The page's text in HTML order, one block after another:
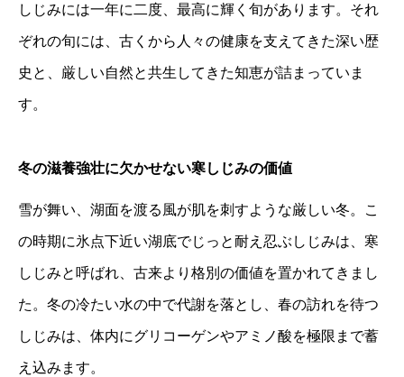
しじみには一年に二度、最高に輝く旬があります。それ
ぞれの旬には、古くから人々の健康を支えてきた深い歴
史と、厳しい自然と共生してきた知恵が詰まっていま
す。
冬の滋養強壮に欠かせない寒しじみの価値
雪が舞い、湖面を渡る風が肌を刺すような厳しい冬。こ
の時期に氷点下近い湖底でじっと耐え忍ぶしじみは、寒
しじみと呼ばれ、古来より格別の価値を置かれてきまし
た。冬の冷たい水の中で代謝を落とし、春の訪れを待つ
しじみは、体内にグリコーゲンやアミノ酸を極限まで蓄
え込みます。